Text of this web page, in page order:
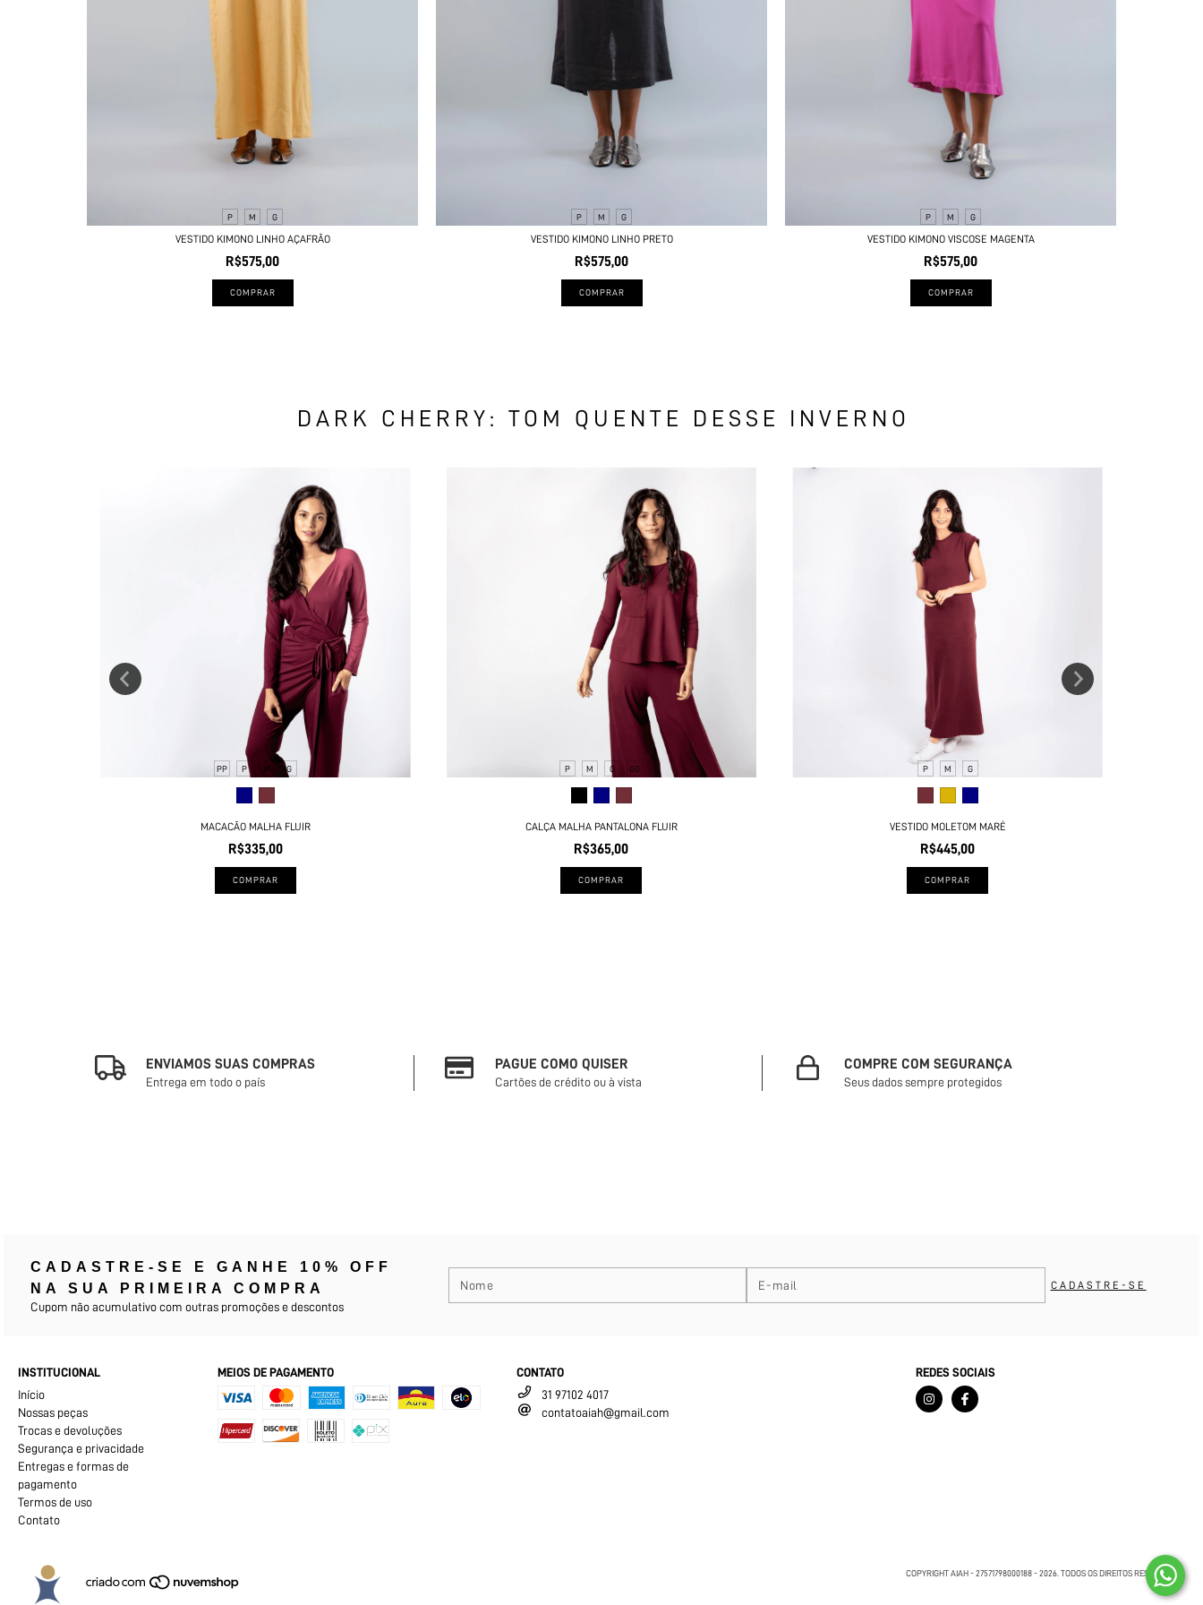
P M G
VESTIDO KIMONO LINHO AÇAFRÃO
R$575,00
COMPRAR
P M G
VESTIDO KIMONO LINHO PRETO
R$575,00
COMPRAR
P M G
VESTIDO KIMONO VISCOSE MAGENTA
R$575,00
COMPRAR
DARK CHERRY: TOM QUENTE DESSE INVERNO
PP P M G
MACACÃO MALHA FLUIR
R$335,00
COMPRAR
P M G GG
CALÇA MALHA PANTALONA FLUIR
R$365,00
COMPRAR
P M G
VESTIDO MOLETOM MARÉ
R$445,00
COMPRAR
ENVIAMOS SUAS COMPRAS
Entrega em todo o país
PAGUE COMO QUISER
Cartões de crédito ou à vista
COMPRE COM SEGURANÇA
Seus dados sempre protegidos
CADASTRE-SE E GANHE 10% OFF
NA SUA PRIMEIRA COMPRA
Cupom não acumulativo com outras promoções e descontos
INSTITUCIONAL
Início
Nossas peças
Trocas e devoluções
Segurança e privacidade
Entregas e formas de
pagamento
Termos de uso
Contato
MEIOS DE PAGAMENTO
CONTATO
31 97102 4017
contatoaiah@gmail.com
REDES SOCIAIS
COPYRIGHT AIAH - 27571798000188 - 2026. TODOS OS DIREITOS RESERVADOS.